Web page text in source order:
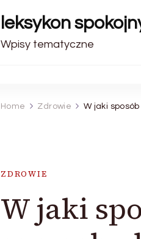
leksykon
Wpisy tematyczne
Home Zdrowie W jaki
ZDROWIE
W jaki